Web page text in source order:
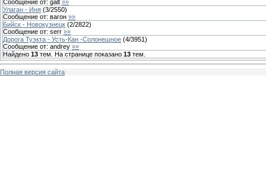
Сообщение от: galt »»
Улаган - Иня (3/2550)
Сообщение от: вагон »»
Бийск - Новокузнецк (2/2822)
Сообщение от: serr »»
Дорога Туэкта - Усть-Кан -Солонешное (4/3951)
Сообщение от: andrey »»
Найдено 13 тем. На странице показано 13 тем.
Полная версия сайта